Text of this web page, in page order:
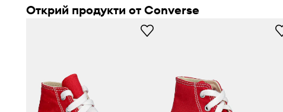
Открий продукти от Converse